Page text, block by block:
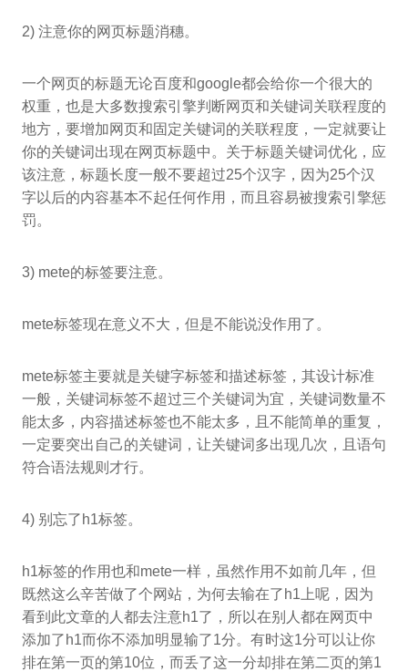
2) 注意你的网页标题消穗。
一个网页的标题无论百度和google都会给你一个很大的
权重，也是大多数搜索引擎判断网页和关键词关联程度的
地方，要增加网页和固定关键词的关联程度，一定就要让
你的关键词出现在网页标题中。关于标题关键词优化，应
该注意，标题长度一般不要超过25个汉字，因为25个汉
字以后的内容基本不起任何作用，而且容易被搜索引擎惩
罚。
3) mete的标签要注意。
mete标签现在意义不大，但是不能说没作用了。
mete标签主要就是关键字标签和描述标签，其设计标准
一般，关键词标签不超过三个关键词为宜，关键词数量不
能太多，内容描述标签也不能太多，且不能简单的重复，
一定要突出自己的关键词，让关键词多出现几次，且语句
符合语法规则才行。
4) 别忘了h1标签。
h1标签的作用也和mete一样，虽然作用不如前几年，但
既然这么辛苦做了个网站，为何去输在了h1上呢，因为
看到此文章的人都去注意h1了，所以在别人都在网页中
添加了h1而你不添加明显输了1分。有时这1分可以让你
排在第一页的第10位，而丢了这一分却排在第二页的第1